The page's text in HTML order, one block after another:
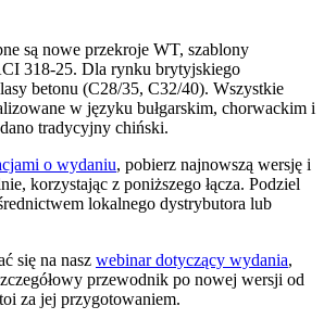
są nowe przekroje WT, szablony
318-25. Dla rynku brytyjskiego
betonu (C28/35, C32/40). Wszystkie
w języku bułgarskim, chorwackim i
tradycyjny chiński.
o wydaniu, pobierz najnowszą wersję i
korzystając z poniższego łącza. Podziel
lokalnego dystrybutora lub
się na nasz webinar dotyczący wydania,
przewodnik po nowej wersji od
za jej przygotowaniem.